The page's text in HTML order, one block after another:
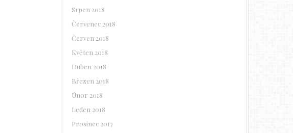
Srpen 2018
Červenec 2018
Červen 2018
Květen 2018
Duben 2018
Březen 2018
Únor 2018
Leden 2018
Prosinec 2017